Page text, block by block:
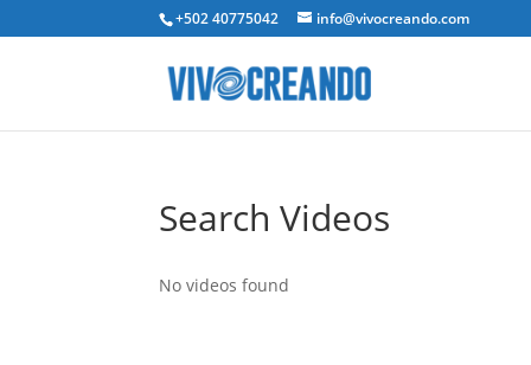
+502 40775042 info@vivocreando.com
Search Videos
No videos found